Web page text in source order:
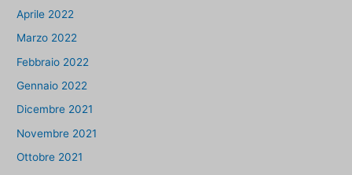
Aprile 2022
Marzo 2022
Febbraio 2022
Gennaio 2022
Dicembre 2021
Novembre 2021
Ottobre 2021